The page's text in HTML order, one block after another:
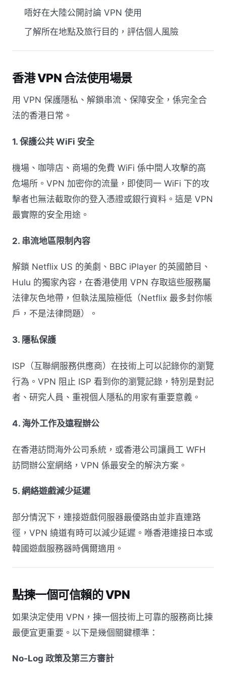
唔好在大陸公開討論 VPN 使用
了解所在地點及旅行目的，評估個人風險
香港 VPN 合法使用場景
用 VPN 保護隱私、解鎖串流、保障安全，係完全合
法的香港日常。
1. 保護公共 WiFi 安全
機場、咖啡店、商場的免費 WiFi 係中間人攻擊的高
危場所。VPN 加密你的流量，即使同一 WiFi 下的攻
擊者也無法截取你的登入憑證或銀行資料。這是 VPN
最實際的安全用途。
2. 串流地區限制內容
解鎖 Netflix US 的美劇、BBC iPlayer 的英國節目、
Hulu 的獨家內容，在香港使用 VPN 存取這些服務屬
法律灰色地帶，但執法風險極低（Netflix 最多封你帳
戶，不是法律問題）。
3. 隱私保護
ISP（互聯網服務供應商）在技術上可以記錄你的瀏覽
行為。VPN 阻止 ISP 看到你的瀏覽記錄，特別是對記
者、研究人員、重視個人隱私的用家有重要意義。
4. 海外工作及遠程辦公
在香港訪問海外公司系統，或香港公司讓員工 WFH
訪問辦公室網絡，VPN 係最安全的解決方案。
5. 網絡遊戲減少延遲
部分情況下，連接遊戲伺服器最優路由並非直連路
徑，VPN 繞道有時可以減少延遲。喺香港連接日本或
韓國遊戲服務器時偶爾適用。
點揀一個可信賴的 VPN
如果決定使用 VPN，揀一個技術上可靠的服務商比揀
最便宜更重要。以下是幾個關鍵標準：
No-Log 政策及第三方審計